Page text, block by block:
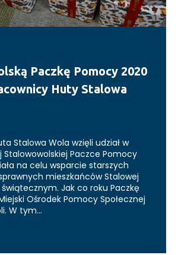
Paczkę Pomocy 2020
Huty Stalowa
Stalowa Wola wzięli udział w
Paczce Pomocy
na celu wsparcie starszych
mieszkańców Stalowej
Jak co roku Paczkę
Ośrodek Pomocy Społecznej
W tym…